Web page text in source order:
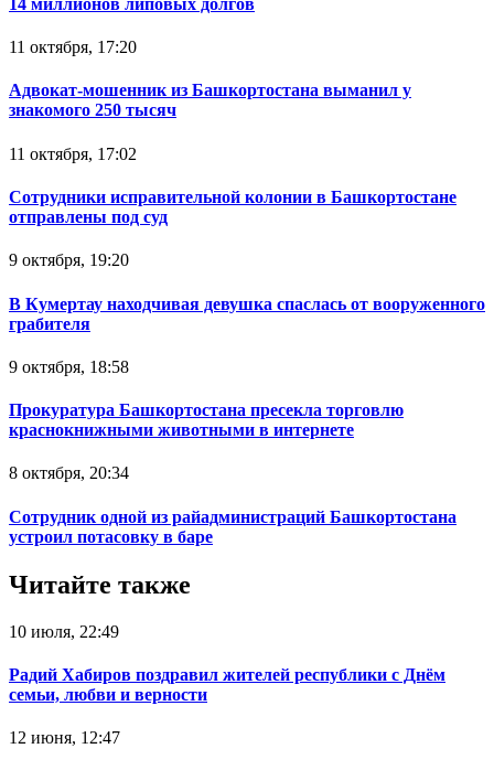
14 миллионов липовых долгов
11 октября, 17:20
Адвокат-мошенник из Башкортостана выманил у
знакомого 250 тысяч
11 октября, 17:02
Сотрудники исправительной колонии в Башкортостане
отправлены под суд
9 октября, 19:20
В Кумертау находчивая девушка спаслась от вооруженного
грабителя
9 октября, 18:58
Прокуратура Башкортостана пресекла торговлю
краснокнижными животными в интернете
8 октября, 20:34
Сотрудник одной из райадминистраций Башкортостана
устроил потасовку в баре
Читайте также
10 июля, 22:49
Радий Хабиров поздравил жителей республики с Днём
семьи, любви и верности
12 июня, 12:47